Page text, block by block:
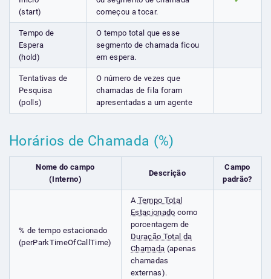
(start)
começou a tocar.
Tempo de
Espera
(hold)
O tempo total que esse
segmento de chamada ficou
em espera.
Tentativas de
Pesquisa
(polls)
O número de vezes que
chamadas de fila foram
apresentadas a um agente
Horários de Chamada (%)
Nome do campo
(Interno)
Descrição
Campo
padrão?
% de tempo estacionado
(perParkTimeOfCallTime)
A Tempo Total
Estacionado como
porcentagem de
Duração Total da
Chamada (apenas
chamadas
externas).